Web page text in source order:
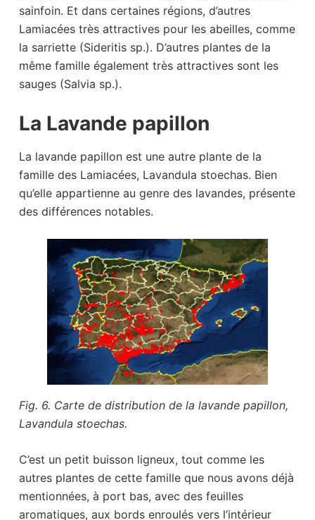
sainfoin. Et dans certaines régions, d’autres
Lamiacées très attractives pour les abeilles, comme
la sarriette (Sideritis sp.). D’autres plantes de la
même famille également très attractives sont les
sauges (Salvia sp.).
La Lavande papillon
La lavande papillon est une autre plante de la
famille des Lamiacées, Lavandula stoechas. Bien
qu’elle appartienne au genre des lavandes, présente
des différences notables.
Fig. 6. Carte de distribution de la lavande papillon,
Lavandula stoechas.
C’est un petit buisson ligneux, tout comme les
autres plantes de cette famille que nous avons déjà
mentionnées, à port bas, avec des feuilles
aromatiques, aux bords enroulés vers l’intérieur